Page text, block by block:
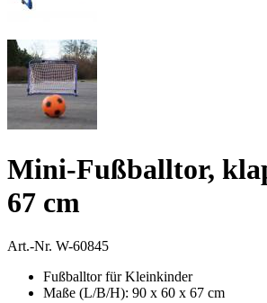
Mini-Fußballtor,
67 cm
Art.-Nr. W-60845
Fußballtor für Kleinkinder
Maße (L/B/H): 90 x 60 x 67 cm